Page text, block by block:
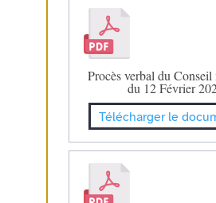
Procès verbal du
du 12 Février
Télécharger le